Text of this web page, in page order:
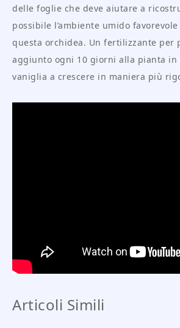
delle foglie che deve aiutare a
possibile l’ambiente umido favorevole
questa orchidea. Un fertilizzante per
aggiunto ogni 10 giorni alla pianta in
vaniglia a crescere in maniera più
Articoli Simili